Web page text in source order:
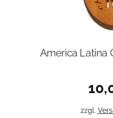
America Latina
zzgl.